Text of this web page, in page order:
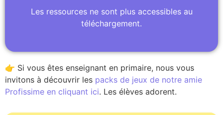
Les ressources ne sont plus accessibles au
téléchargement.
👉 Si vous êtes enseignant en primaire, nous vous
invitons à découvrir les packs de jeux de notre amie
Profissime en cliquant ici. Les élèves adorent.